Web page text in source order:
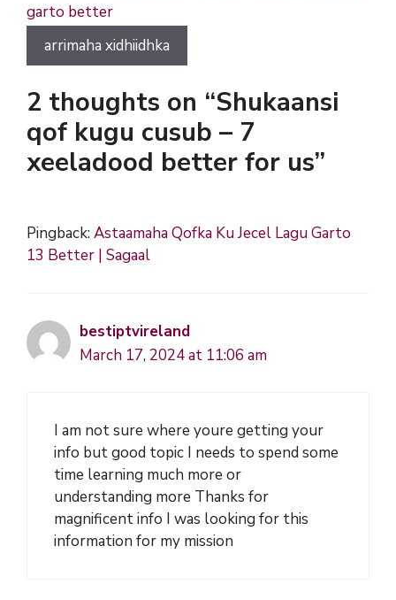
garto better
arrimaha xidhiidhka
2 thoughts on “Shukaansi
qof kugu cusub – 7
xeeladood better for us”
Pingback:Astaamaha Qofka Ku Jecel Lagu Garto
13 Better | Sagaal
bestiptvireland
March 17, 2024 at 11:06 am
I am not sure where youre getting your
info but good topic I needs to spend some
time learning much more or
understanding more Thanks for
magnificent info I was looking for this
information for my mission